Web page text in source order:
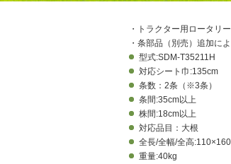
・トラクター用ロータリ
・条部品（別売）追加に
型式:SDM-T35211H
対応シート巾:135cm
条数：2条（※3条）
条間:35cm以上
株間:18cm以上
対応品目：大根
全長/全幅/全高
重量:40kg